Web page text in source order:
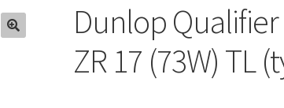
Dunlop
ZR 17 (73W) TL